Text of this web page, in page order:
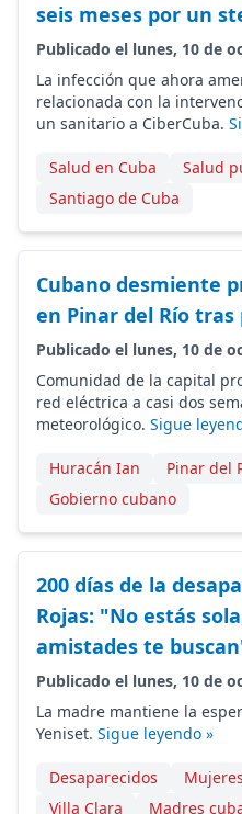
seis meses por un
Publicado el lunes, 10 de
La infección que ahora
relacionada con la
un sanitario a CiberCuba.
Salud en Cuba Salud
Santiago de Cuba
Cubano desmiente
en Pinar del Río
Publicado el lunes, 10 de
Comunidad de la capital
red eléctrica a casi dos
meteorológico. Sigue
Huracán Ian Pinar del
Gobierno cubano
200 días de la
Rojas: "No estás
amistades te
Publicado el lunes, 10 de
La madre mantiene la
Yeniset. Sigue leyendo »
Desaparecidos
Villa Clara
Madres